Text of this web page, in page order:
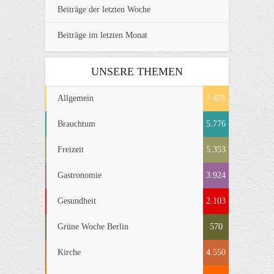
Beiträge der letzten Woche
Beiträge im letzten Monat
UNSERE THEMEN
Allgemein 7.478
Brauchtum 5.776
Freizeit 5.353
Gastronomie 3.924
Gesundheit 2.103
Grüne Woche Berlin 570
Kirche 4.550